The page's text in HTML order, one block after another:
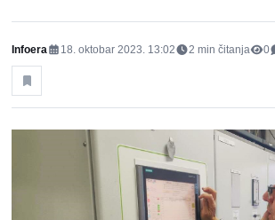
Infoera 18. oktobar 2023. 13:02 2 min čitanja 0